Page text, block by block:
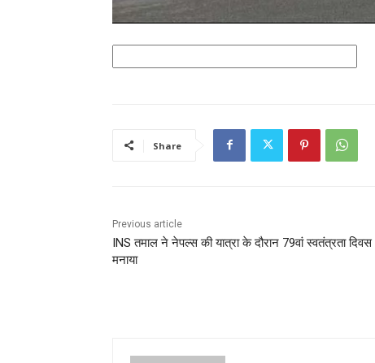
Share
Previous article
INS तमाल ने नेपल्स की यात्रा के दौरान 79वां स्वतंत्रता दिवस
मनाया